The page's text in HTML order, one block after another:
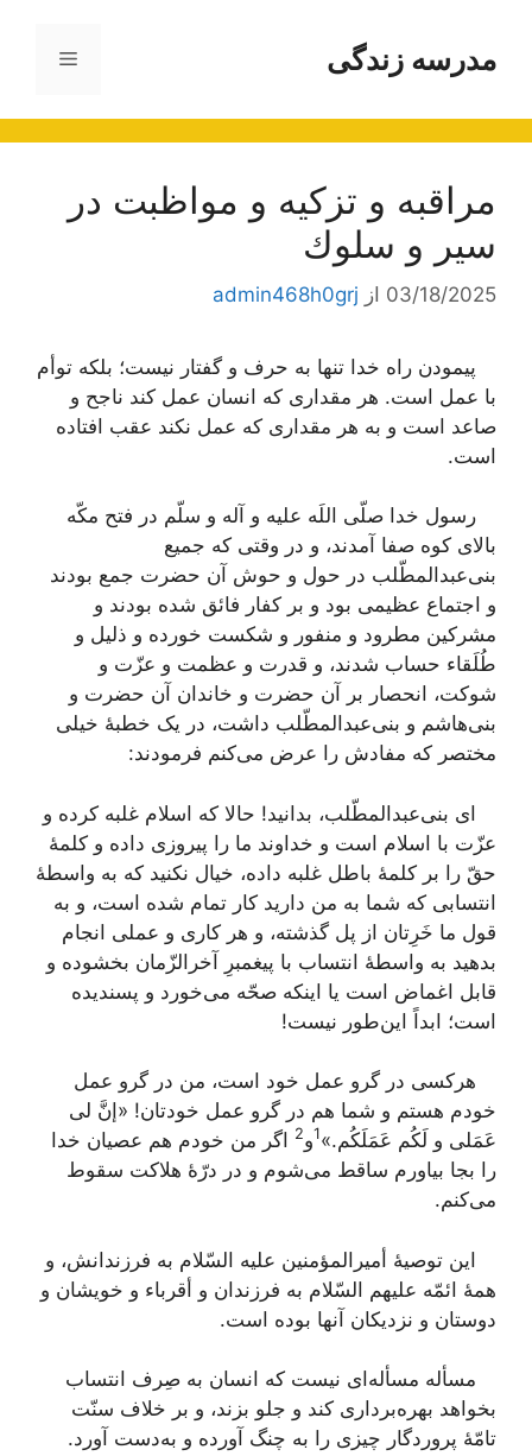
محتوامدرسه زندگی فهرست
مراقبه و تزكیه و مواظبت در
سیر و سلوك
03/18/2025 از admin468h0grj
پیمودن راه خدا تنها به حرف و گفتار نیست؛ بلکه توأم
با عمل است. هر مقداری که انسان عمل کند ناجح و
صاعد است و به هر مقداری که عمل نکند عقب افتاده
است.
رسول خدا صلّی اللَه علیه و آله و سلّم در فتح مکّه
بالای کوه صفا آمدند، و در وقتی که جمیع
بنی‌عبدالمطّلب در حول و حوش آن حضرت جمع بودند
و اجتماع عظیمی بود و بر کفار فائق شده بودند و
مشرکین مطرود و منفور و شکست خورده و ذلیل و
طُلَقاء حساب شدند، و قدرت و عظمت و عزّت و
شوکت، انحصار بر آن حضرت و خاندان آن حضرت و
بنی‌هاشم و بنی‌عبدالمطّلب داشت، در یک خطبۀ خیلی
مختصر که مفادش را عرض می‌کنم فرمودند:
ای بنی‌عبدالمطّلب، بدانید! حالا که اسلام غلبه کرده و
عزّت با اسلام است و خداوند ما را پیروزی داده و کلمۀ
حقّ را بر کلمۀ باطل غلبه داده، خیال نکنید که به واسطۀ
انتسابی که شما به من دارید کار تمام شده است، و به
قول ما خَرِتان از پل گذشته، و هر کاری و عملی انجام
بدهید به واسطۀ انتساب با پیغمبرِ آخرالزّمان بخشوده و
قابل اغماض است یا اینکه صحّه می‌خورد و پسندیده
است؛ ابداً این‌طور نیست!
هرکسی در گرو عمل خود است، من در گرو عمل
خودم هستم و شما هم در گرو عمل خودتان! «إنَّ لی
عَمَلی و لَکُم عَمَلَکُم.»1و2
اگر من خودم هم عصیان خدا
را بجا بیاورم ساقط می‌شوم و در درّۀ هلاکت سقوط
می‌کنم.
این توصیۀ أمیرالمؤمنین علیه السّلام به فرزندانش، و
همۀ ائمّه علیهم السّلام به فرزندان و أقرباء و خویشان و
دوستان و نزدیکان آنها بوده است.
مسأله مسأله‌ای نیست که انسان به صِرف انتساب
بخواهد بهره‌برداری کند و جلو بزند، و بر خلاف سنّت
تامّۀ پروردگار چیزی را به چنگ آورده و به‌دست آورد.